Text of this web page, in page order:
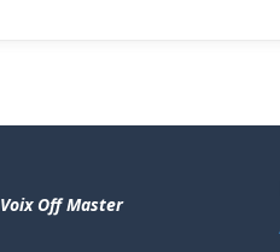
Voix Off Master